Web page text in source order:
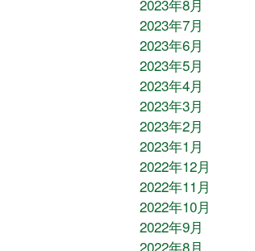
2023年8月
2023年7月
2023年6月
2023年5月
2023年4月
2023年3月
2023年2月
2023年1月
2022年12月
2022年11月
2022年10月
2022年9月
2022年8月